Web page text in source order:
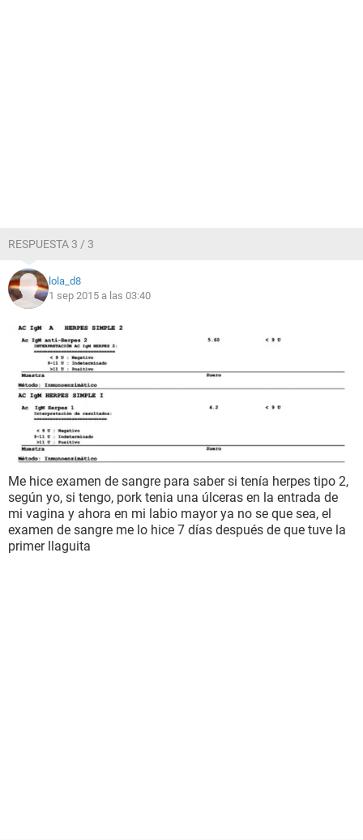
RESPUESTA 3 / 3
lola_d8
1 sep 2015 a las 03:40
Me hice examen de sangre para saber si tenía herpes tipo 2,
según yo, si tengo, pork tenia una úlceras en la entrada de
mi vagina y ahora en mi labio mayor ya no se que sea, el
examen de sangre me lo hice 7 días después de que tuve la
primer llaguita